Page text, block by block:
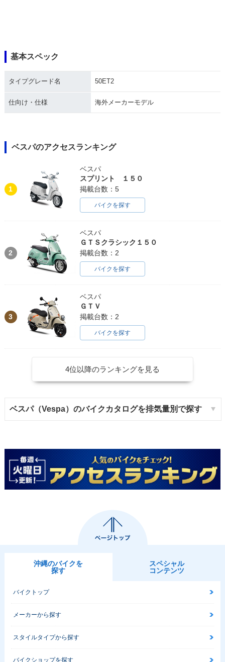
基本スペック
タイプグレード名 50ET2
仕向け・仕様 海外メーカーモデル
ベスパのアクセスランキング
1
ベスパ
スプリント １５０
掲載台数：5
バイクを探す
2
ベスパ
ＧＴＳクラシック１５０
掲載台数：2
バイクを探す
3
ベスパ
ＧＴＶ
掲載台数：2
バイクを探す
4位以降のランキングを見る
ベスパ（Vespa）のバイクカタログを排気量別で探す
沖縄のバイクを
探す
スペシャル
コンテンツ
バイクトップ
メーカーから探す
スタイルタイプから探す
バイクショップを探す